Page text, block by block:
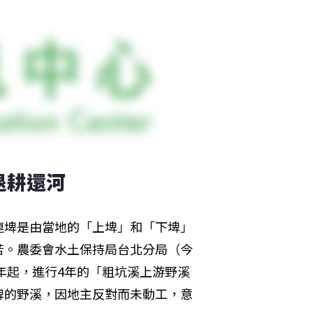
耕還河
是由當地的「上埤」和「下埤」
農委會水土保持局台北分局（今
，進行4年的「粗坑溪上游野溪
野溪，因地主反對而未動工，意